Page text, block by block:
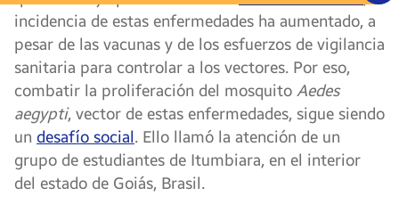
incidencia de estas enfermedades ha aumentado, a
pesar de las vacunas y de los esfuerzos de vigilancia
sanitaria para controlar a los vectores. Por eso,
combatir la proliferación del mosquito Aedes
aegypti, vector de estas enfermedades, sigue siendo
un desafío social. Ello llamó la atención de un
grupo de estudiantes de Itumbiara, en el interior
del estado de Goiás, Brasil.